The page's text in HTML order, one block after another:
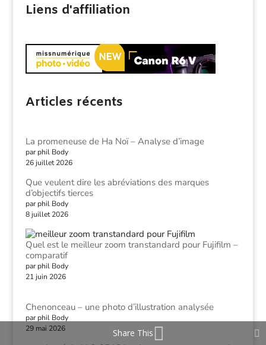
Liens d'affiliation
Articles récents
La promeneuse de Ha Noï – Analyse d’image
par phil Body
26 juillet 2026
Que veulent dire les abréviations des marques
d’objectifs tierces
par phil Body
8 juillet 2026
Quel est le meilleur zoom transtandard pour Fujifilm –
comparatif
par phil Body
21 juin 2026
Chenonceau – une photo d’illustration analysée
par phil Body
29 mai 2026
Share This